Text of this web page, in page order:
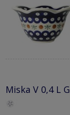
Miska V 0,4 L